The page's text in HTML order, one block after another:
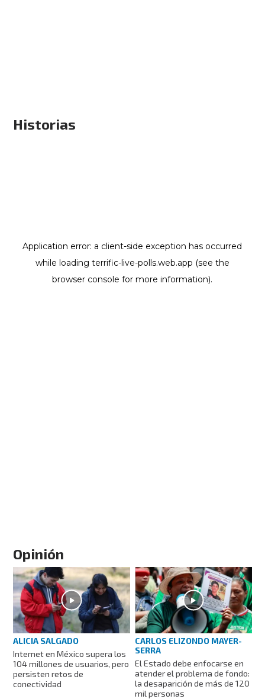
Historias
Opinión
ALICIA SALGADO
Internet en México supera los
104 millones de usuarios, pero
persisten retos de
conectividad
CARLOS ELIZONDO MAYER-
SERRA
El Estado debe enfocarse en
atender el problema de fondo:
la desaparición de más de 120
mil personas